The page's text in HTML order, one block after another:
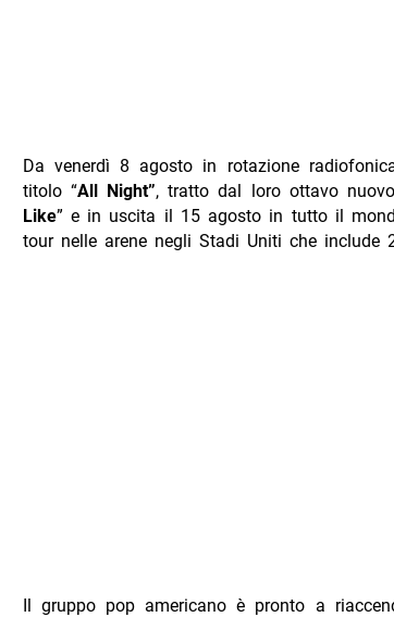
Da venerdì 8 agosto in rotazione
titolo “All Night”, tratto dal loro ottavo
Like” e in uscita il 15 agosto in tutto il
tour nelle arene negli Stadi Uniti che include
Il gruppo pop americano è pronto a